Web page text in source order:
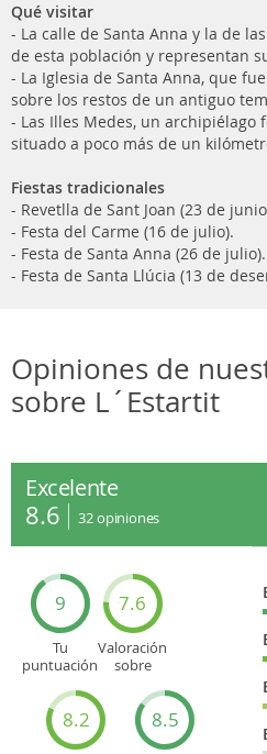
Qué visitar
- La calle de Santa Anna y la de
de esta población y representan
- La Iglesia de Santa Anna, que
sobre los restos de un antiguo
- Las Illes Medes, un archipiélago
situado a poco más de un
Fiestas tradicionales
- Revetlla de Sant Joan (23 de
- Festa del Carme (16 de julio).
- Festa de Santa Anna (26 de julio).
- Festa de Santa Llúcia (13 de
Opiniones de
sobre L´Estartit
Excelente
8.6 32opiniones
9
Tu
puntuación
7.6
Valoración
sobre
8.2 8.5